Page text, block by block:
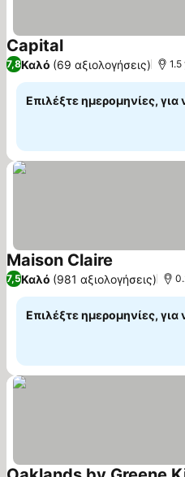
Capital
7,8Καλό (69 αξιολογήσεις)
Επιλέξτε ημερομηνίες, για
Maison Claire
7,5Καλό (981 αξιολογήσεις)
Επιλέξτε ημερομηνίες, για